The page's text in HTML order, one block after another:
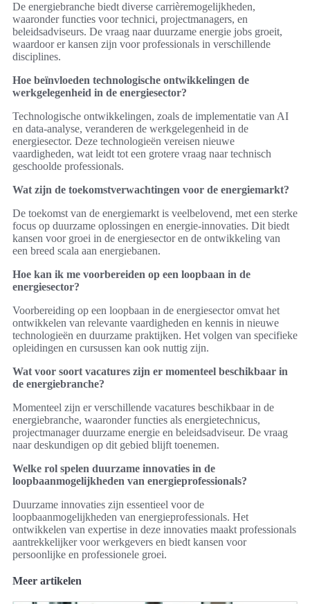
De energiebranche biedt diverse carrièremogelijkheden,
waaronder functies voor technici, projectmanagers, en
beleidsadviseurs. De vraag naar duurzame energie jobs groeit,
waardoor er kansen zijn voor professionals in verschillende
disciplines.
Hoe beïnvloeden technologische ontwikkelingen de
werkgelegenheid in de energiesector?
Technologische ontwikkelingen, zoals de implementatie van AI
en data-analyse, veranderen de werkgelegenheid in de
energiesector. Deze technologieën vereisen nieuwe
vaardigheden, wat leidt tot een grotere vraag naar technisch
geschoolde professionals.
Wat zijn de toekomstverwachtingen voor de energiemarkt?
De toekomst van de energiemarkt is veelbelovend, met een sterke
focus op duurzame oplossingen en energie-innovaties. Dit biedt
kansen voor groei in de energiesector en de ontwikkeling van
een breed scala aan energiebanen.
Hoe kan ik me voorbereiden op een loopbaan in de
energiesector?
Voorbereiding op een loopbaan in de energiesector omvat het
ontwikkelen van relevante vaardigheden en kennis in nieuwe
technologieën en duurzame praktijken. Het volgen van specifieke
opleidingen en cursussen kan ook nuttig zijn.
Wat voor soort vacatures zijn er momenteel beschikbaar in
de energiebranche?
Momenteel zijn er verschillende vacatures beschikbaar in de
energiebranche, waaronder functies als energietechnicus,
projectmanager duurzame energie en beleidsadviseur. De vraag
naar deskundigen op dit gebied blijft toenemen.
Welke rol spelen duurzame innovaties in de
loopbaanmogelijkheden van energieprofessionals?
Duurzame innovaties zijn essentieel voor de
loopbaanmogelijkheden van energieprofessionals. Het
ontwikkelen van expertise in deze innovaties maakt professionals
aantrekkelijker voor werkgevers en biedt kansen voor
persoonlijke en professionele groei.
Meer artikelen